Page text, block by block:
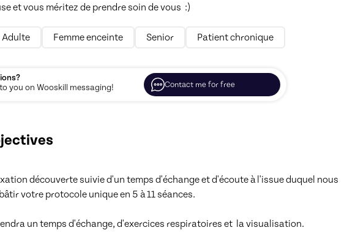
et vous méritez de prendre soin de vous  :)
Adulte Femme enceinte Senior Patient chronique
to you on Wooskill messaging!
Contact me for free
découverte suivie d'un temps d'échange et d'écoute à l'issue duquel nous
votre protocole unique en 5 à 11 séances.
un temps d'échange, d'exercices respiratoires et  la visualisation.